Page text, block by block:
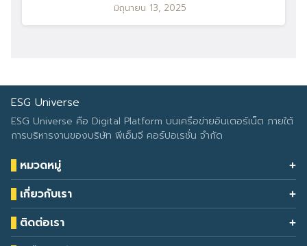
มิถุนายน 13, 2025
ESG Universe
ESG Universe คือ Digital Platform บนเครือข่ายอินเตอร์เน็ต ภายใต้
การบริหารงานของบริษัท พีเอ็มจี คอร์ปอเรชั่น จำกัด
หมวดหมู่
Health & Wellness
Eco Icon
ESG Data
Climate Change
เกี่ยวกับเรา
Our Services
About Us
ติดต่อเรา
โทรศัพท์: 090-549-2524